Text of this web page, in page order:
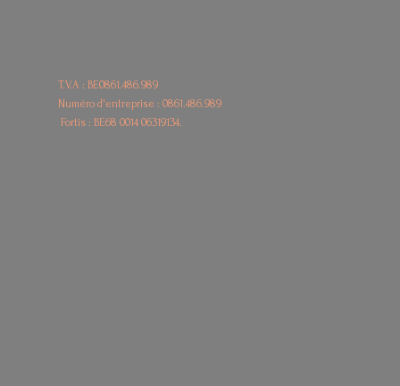
T.V.A : BE0861.486.989
Numéro d'entreprise : 0861.486.989
Fortis : BE680014 06319134.